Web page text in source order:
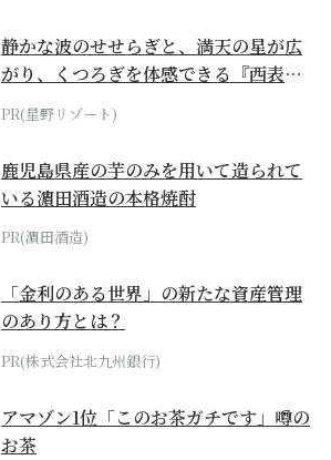
静かな波のせせらぎと、満天の星が広
がり、くつろぎを体感できる『西表島
ホテル by...
PR(星野リゾート)
鹿児島県産の芋のみを用いて造られて
いる濵田酒造の本格焼酎
PR(濵田酒造)
「金利のある世界」の新たな資産管理
のあり方とは？
PR(株式会社北九州銀行)
アマゾン1位「このお茶ガチです」噂の
お茶